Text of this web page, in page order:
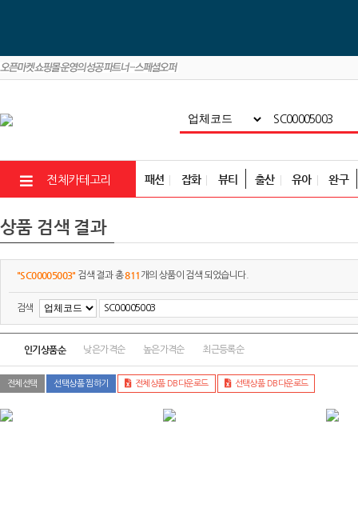
전체카테고리 패션 잡화 뷰티 출산 유아 완구
상품 검색 결과
"SC00005003" 검색 결과 총811 개의 상품이 검색 되었습니다.
검색
인기상품순 낮은가격순 높은가격순 최근등록순
전체선택 선택상품 찜하기 전체상품 DB다운로드 선택상품 DB다운로드